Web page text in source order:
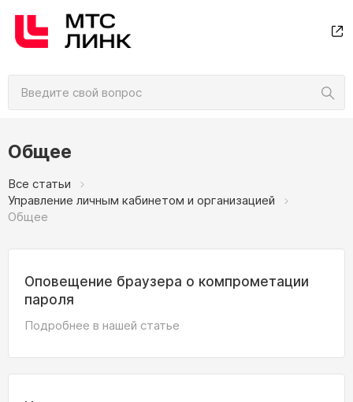
Общее
Все статьи
Управление личным кабинетом и организацией
Общее
Оповещение браузера о компрометации
пароля
Подробнее в нашей статье